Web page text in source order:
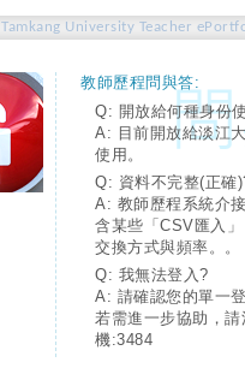
Tamkang University Teacher
教師歷程問與答:
Q: 開放給何種身份
A: 目前開放給淡江
使用。
Q: 資料不完整(正確
A: 教師歷程系統介
含某些「CSV匯入
交換方式與頻率。。
Q: 我無法登入?
A: 請確認您的單一
若需進一步協助，
機:3484